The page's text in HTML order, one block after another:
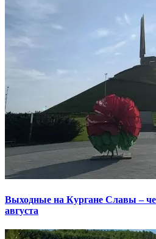
Выходные на Кургане Славы –
августа